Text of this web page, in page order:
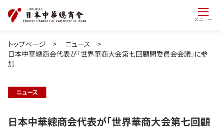
メニュー
トップページ > ニュース >
日本中華總商会代表が「世界華商大会第七回顧問委員会会議」に参
加
ニュース
日本中華總商会代表が「世界華商大会第七回顧